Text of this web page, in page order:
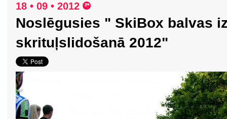
18 • 09 • 2012
Noslēgusies " SkiBox balvas
skrituļslidošanā 2012"